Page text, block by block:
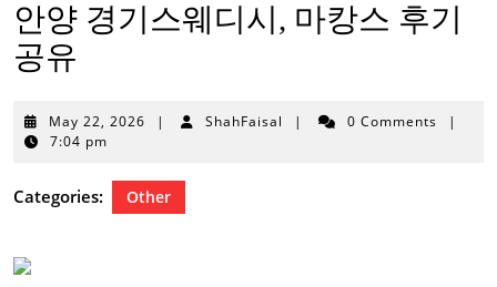
안양 경기스웨디시, 마캉스 후기
공유
May 22, 2026 May
| ShahFaisal | 0 Comments
|
7:04 pm
Categories: Other